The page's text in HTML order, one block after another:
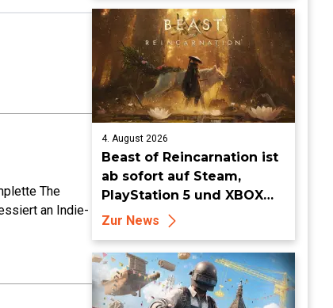
The
an Indie-
4. August 2026
Beast of Reincarnation ist
ab sofort auf Steam,
PlayStation 5 und XBOX
Series X|S erhältlich
Zur News